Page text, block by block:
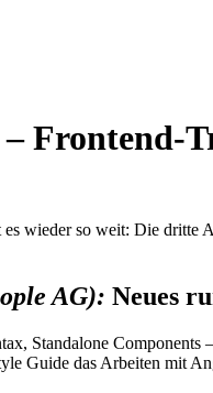
– Frontend-
es wieder so weit: Die dritte
AG): Neues
Standalone
Guide das Arbeiten mit